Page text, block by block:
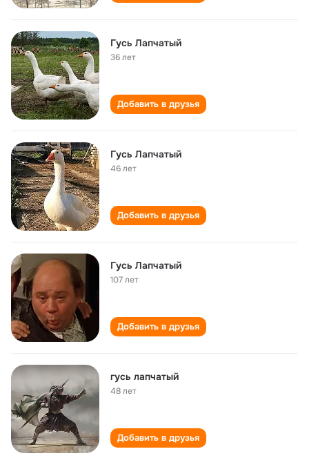
Гусь Лапчатый
36 лет
Добавить в друзья
Гусь Лапчатый
46 лет
Добавить в друзья
Гусь Лапчатый
107 лет
Добавить в друзья
гусь лапчатый
48 лет
Добавить в друзья